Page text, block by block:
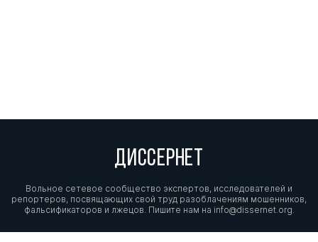
ДИССЕРНЕТ
Вольное сетевое сообщество экспертов, исследователей и
репортеров, посвящающих свой труд разоблачениям мошенников,
фальсификаторов и лжецов. Пишите нам на info@dissernet.org.